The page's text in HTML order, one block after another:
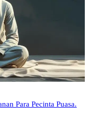
Para Pecinta Puasa.